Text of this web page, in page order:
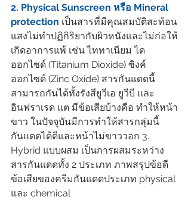
2. Physical Sunscreen หรือ Mineral
protection เป็นสารที่มีคุณสมบัติสะท้อน
แสงไม่ทำปฏิกิริยากับผิวหนังและไม่ก่อให้
เกิดอาการแพ้ เช่น ไททาเนียม ได
ออกไซด์ (Titanium Dioxide) ซิงค์
ออกไซด์ (Zinc Oxide) สารกันแดดนี้
สามารถกันได้ทั้งรังสียูวีเอ ยูวีบี และ
อินฟราเรด แต มีข้อเสียบ้างคือ ทำให้หน้า
ขาว ในปัจจุบันมีการทำให้สารกลุ่มนี้
กันแดดได้ดีและหน้าไม่ขาววอก 3.
Hybrid แบบผสม เป็นการผสมระหว่าง
สารกันแดดทั้ง 2 ประเภท ​ภาพสรุปข้อดี
ข้อเสียของครีมกันแดดประเภท physical
และ chemical